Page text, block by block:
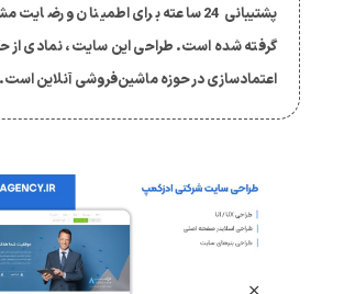
پشتیبانی 24 ساعته برای اطمینان و
گرفته شده است. طراحی این سایت، نمادی از
اعتمادسازی در حوزه ماشین‌فروشی آنلاین است.